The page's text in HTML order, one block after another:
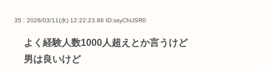
35 : 2026/03/11(水) 12:22:23.86 ID:ssyChUSR0
よく経験人数1000人超えとか言うけど
男は良いけど